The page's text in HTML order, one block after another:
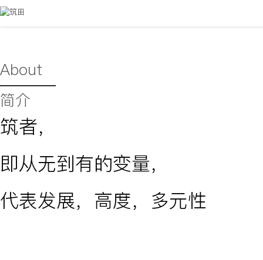
About
简介
筑者，
即从无到有的变量，
代表发展，高度，多元性